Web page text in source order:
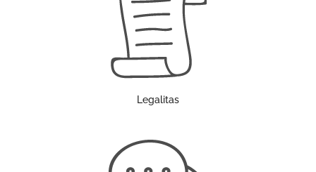
Legalitas